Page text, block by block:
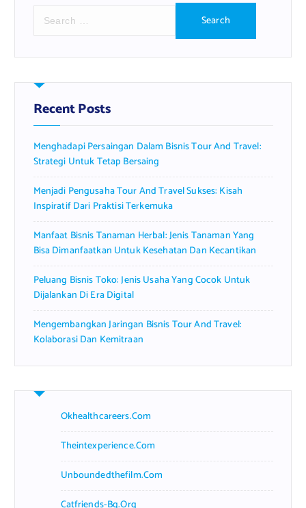
r
h
f
o
:
Recent Posts
Menghadapi Persaingan Dalam Bisnis Tour And Travel:
Strategi Untuk Tetap Bersaing
Menjadi Pengusaha Tour And Travel Sukses: Kisah
Inspiratif Dari Praktisi Terkemuka
Manfaat Bisnis Tanaman Herbal: Jenis Tanaman Yang
Bisa Dimanfaatkan Untuk Kesehatan Dan Kecantikan
Peluang Bisnis Toko: Jenis Usaha Yang Cocok Untuk
Dijalankan Di Era Digital
Mengembangkan Jaringan Bisnis Tour And Travel:
Kolaborasi Dan Kemitraan
Okhealthcareers.com
Theintexperience.com
Unboundedthefilm.com
Catfriends-Bg.org